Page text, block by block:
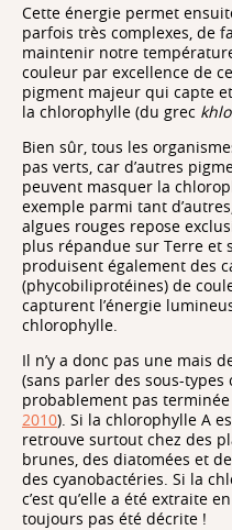
Cette énergie permet
parfois très complexes, de
maintenir notre
couleur par excellence de
pigment majeur qui capte
la chlorophylle (du grec
Bien sûr, tous les
pas verts, car d’autres
peuvent masquer la
exemple parmi tant
algues rouges repose
plus répandue sur Terre et
produisent également des
(phycobiliprotéines) de
capturent l’énergie
chlorophylle.
Il n’y a donc pas une mais
(sans parler des sous-types
probablement pas
2010). Si la chlorophylle A
retrouve surtout chez des
brunes, des diatomées et
des cyanobactéries. Si la
c’est qu’elle a été extraite
toujours pas été décrite !